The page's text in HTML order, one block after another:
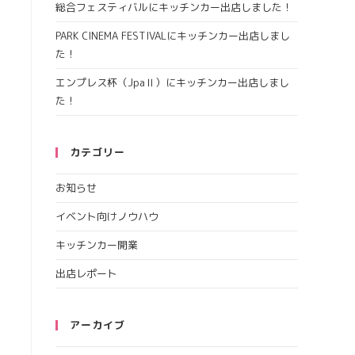
総合フェスティバルにキッチンカー出店しました！
PARK CINEMA FESTIVALにキッチンカー出店しまし
た！
エンプレス杯（JpaⅡ）にキッチンカー出店しまし
た！
カテゴリー
お知らせ
イベント向けノウハウ
キッチンカー開業
出店レポート
アーカイブ